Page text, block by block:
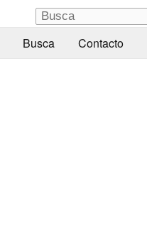
Busca Contacto